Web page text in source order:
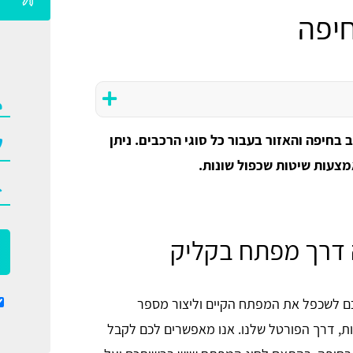
והאזור בעבור כל סוגי הרכבים. ניתן
שיטות שכפול שונות.
דרך מפתח בקליק
לשכפל את המפתח הקיים וליצור מספר
דרך הפורטל שלנו. אנו מאפשרים לכם לקבל